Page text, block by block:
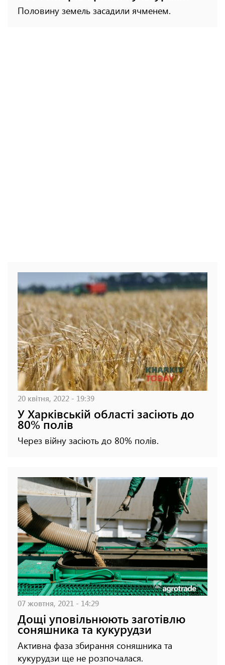
Половину земель засадили ячменем.
20 квітня, 2022 - 19:39
У Харківській області засіють до
80% полів
Через війну засіють до 80% полів.
07 жовтня, 2021 - 14:29
Дощі уповільнюють заготівлю
соняшника та кукурудзи
Активна фаза збирання соняшника та
кукурудзи ще не розпочалася.